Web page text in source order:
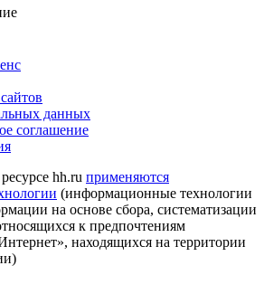
данных
соглашение
hh.ru применяются
(информационные технологии
на основе сбора, систематизации
к предпочтениям
находящихся на территории